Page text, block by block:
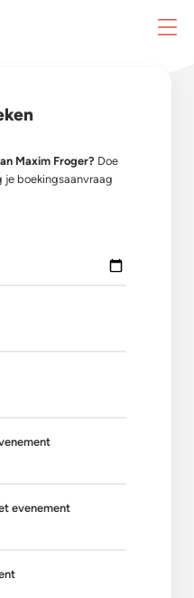
Maxim Froger? Doe
je boekingsaanvraag
evenement